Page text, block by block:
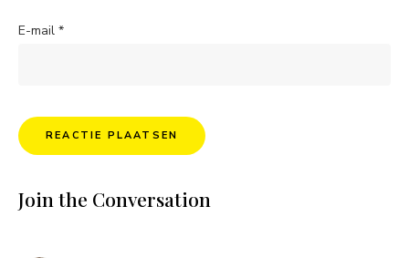
E-mail *
Join the Conversation